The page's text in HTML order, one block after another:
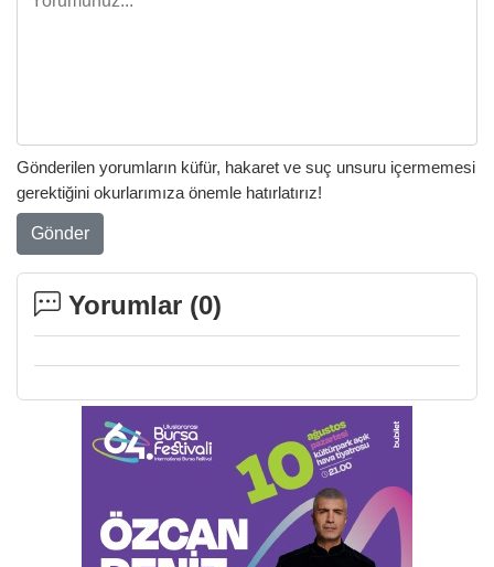
Gönderilen yorumların küfür, hakaret ve suç unsuru içermemesi
gerektiğini okurlarımıza önemle hatırlatırız!
Gönder
Yorumlar (0)